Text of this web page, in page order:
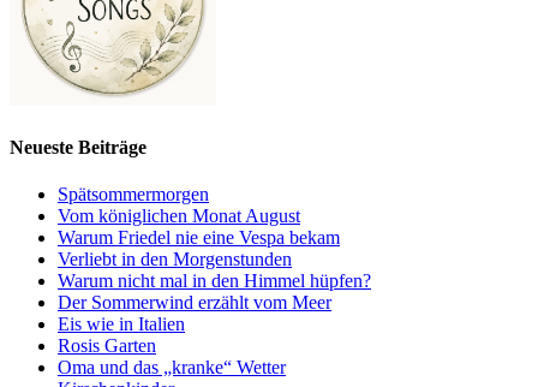
Neueste Beiträge
Spätsommermorgen
Vom königlichen Monat August
Warum Friedel nie eine Vespa bekam
Verliebt in den Morgenstunden
Warum nicht mal in den Himmel hüpfen?
Der Sommerwind erzählt vom Meer
Eis wie in Italien
Rosis Garten
Oma und das „kranke“ Wetter